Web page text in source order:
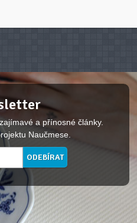
a přínosné články.
Naučmese.